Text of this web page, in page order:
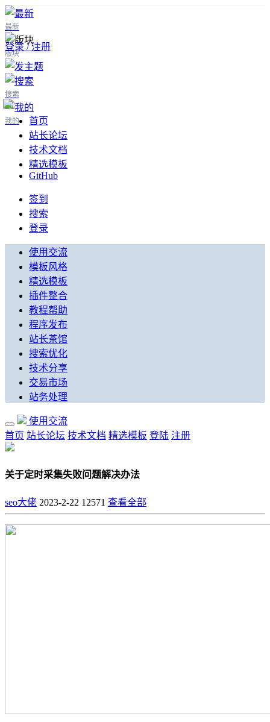
最新
版块
搜索
我的
登录 / 注册
首页
站长论坛
技术文档
精选模板
GitHub
签到
搜索
登录
使用交流
模板风格
精选模板
插件整合
教程帮助
程序发布
站长茶馆
搜索优化
技术分享
交易市场
站务处理
使用交流
首页 站长论坛 技术文档 精选模板 登陆 注册
关于定时采集失败问题解决办法
seo大佬 2023-2-22 12571 查看全部